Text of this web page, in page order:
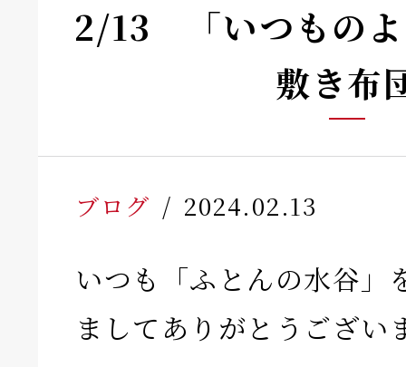
2/13 「いつものよ
敷き布
ブログ 2024.02.13
いつも「ふとんの水谷」
ましてありがとうござい